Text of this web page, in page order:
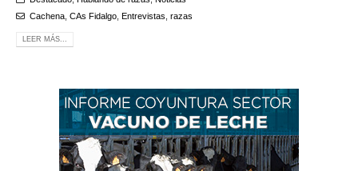
Cachena, CAs Fidalgo, Entrevistas razas
LEER MÁS...